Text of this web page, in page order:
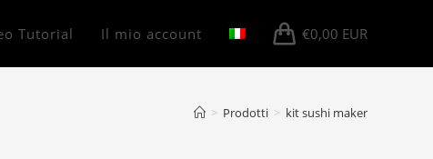
Tutorial Il mio account €0,00 EUR
> Prodotti > kit sushi maker